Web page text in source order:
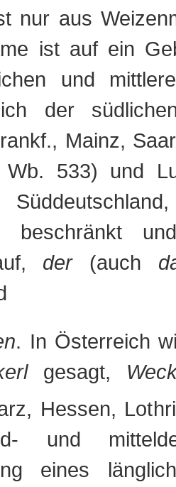
nur aus
ist auf ein
und
der
Mainz,
Wb. 533) und
beschränkt
der(auch
. In Österreich
gesagt,
Hessen,
und
eines